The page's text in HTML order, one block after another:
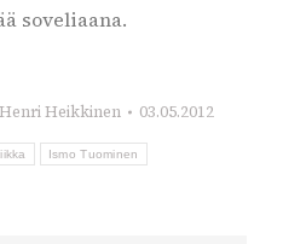
soveliaana.
Henri Heikkinen 03.05.2012
Ismo Tuominen